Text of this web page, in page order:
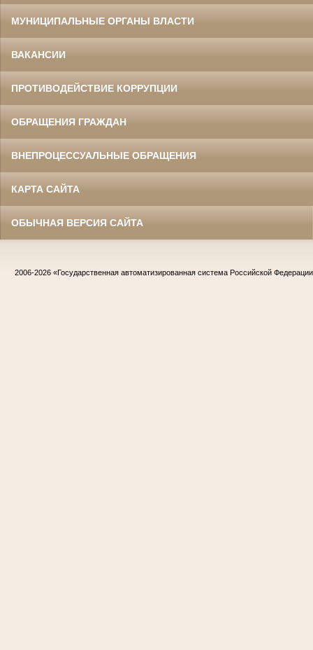
МУНИЦИПАЛЬНЫЕ ОРГАНЫ ВЛАСТИ
ВАКАНСИИ
ПРОТИВОДЕЙСТВИЕ КОРРУПЦИИ
ОБРАЩЕНИЯ ГРАЖДАН
ВНЕПРОЦЕССУАЛЬНЫЕ ОБРАЩЕНИЯ
КАРТА САЙТА
ОБЫЧНАЯ ВЕРСИЯ САЙТА
2006-2026 «Государственная автоматизированная система Российской